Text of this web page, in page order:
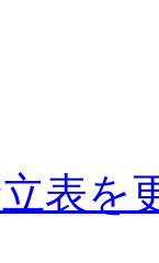
表を